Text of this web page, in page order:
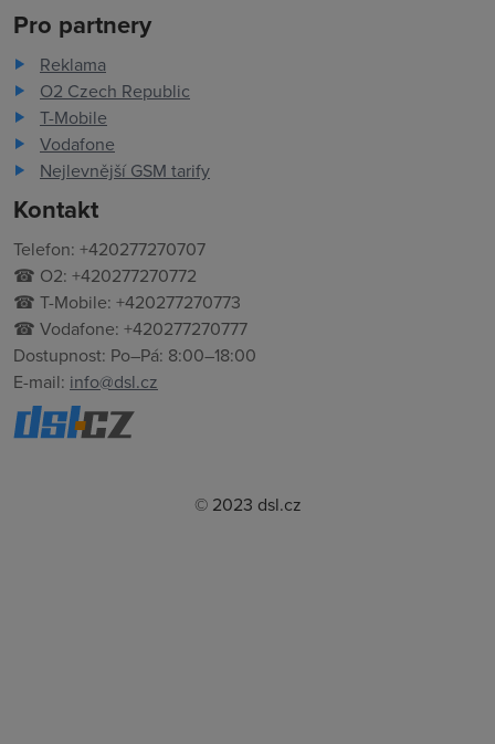
Pro partnery
Reklama
O2 Czech Republic
T-Mobile
Vodafone
Nejlevnější GSM tarify
Kontakt
Telefon: +420277270707
☎ O2: +420277270772
☎ T-Mobile: +420277270773
☎ Vodafone: +420277270777
Dostupnost: Po–Pá: 8:00–18:00
E-mail: info@dsl.cz
© 2023 dsl.cz